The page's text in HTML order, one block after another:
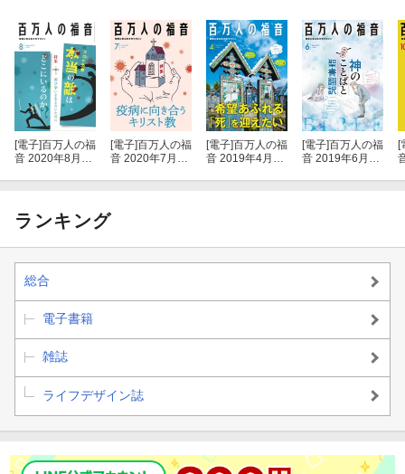
[電子]百万人の福
音 2020年8月号
[電子]百万人の福
音 2020年7月号
[電子]百万人の福
音 2019年4月号
[電子]百万人の福
音 2019年6月号
[
ランキング
総合
電子書籍
雑誌
ライフデザイン誌